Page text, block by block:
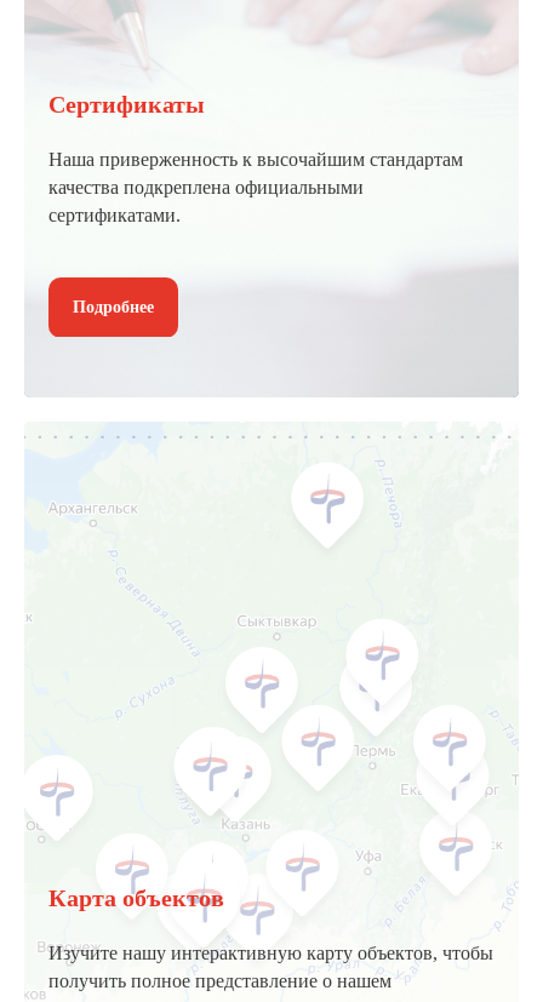
Сертификаты
Наша приверженность к высочайшим стандартам
качества подкреплена официальными
сертификатами.
Подробнее
Карта объектов
Изучите нашу интерактивную карту объектов, чтобы
получить полное представление о нашем